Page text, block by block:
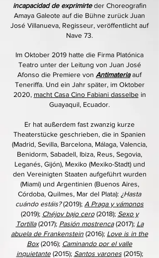
incapacidad de exprimirteder Choreografin
Amaya Galeote auf die Bühne zurück Juan
José Villanueva, Regisseur, veröffentlicht auf
Nave 73.
Im Oktober 2019 hatte die Firma Platónica
Teatro unter der Leitung von Juan José
Afonso die Premiere von Antimateriaauf
Teneriffa. Und ein Jahr später, im Oktober
2020, macht Casa Cino Fabiani dasselbein
Guayaquil, Ecuador.
Er hat außerdem fast zwanzig kurze
Theaterstücke geschrieben, die in Spanien
(Madrid, Sevilla, Barcelona, ​​​​Málaga, Valencia,
Benidorm, Sabadell, Ibiza, Reus, Segovia,
Leganés, Gijón), Mexiko (Mexiko-Stadt) und
den Vereinigten Staaten aufgeführt wurden
(Miami) und Argentinien (Buenos Aires,
Córdoba, Quilmes, Mar del Plata): ¿Hasta
cuándo estáis?(2019); A Praga y vámonos
(2019); Chéjov bajo cero(2018); Sexo y
Tortilla(2017); Pasión mostrenca(2017); La
abuela de Frankenstein (2016); Love is in the
Box(2016); Caminando por el valle
inquietante(2015); Santos varones(2015);